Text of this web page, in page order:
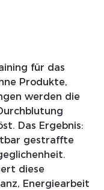
für das
Produkte,
werden die
Das Ergebnis:
gestraffte
diese
Energiearbeit